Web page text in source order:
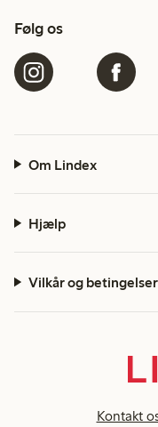
Følg os
Om Lindex
Hjælp
Vilkår og betingelser
Kontakt